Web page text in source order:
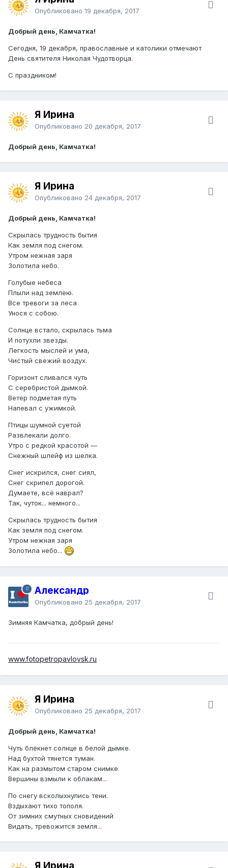
Опубликовано 19 декабря, 2017
Добрый день, Камчатка!
Сегодня, 19 декабря, православные и католики отмечают
День святителя Николая Чудотворца.
С праздником!
Я Ирина
Опубликовано 20 декабря, 2017
Добрый день, Камчатка!
Я Ирина
Опубликовано 24 декабря, 2017
Добрый день, Камчатка!
Скрылась трудность бытия
Как земля под снегом.
Утром нежная заря
Золотила небо.
Голубые небеса
Плыли над землею.
Все тревоги за леса
Унося с собою.
Солнце встало, скрылась тьма
И потухли звезды.
Легкость мыслей и ума,
Чистый свежий воздух.
Горизонт сливался чуть
С серебристой дымкой.
Ветер подметая путь
Напевал с ужимкой.
Птицы шумной суетой
Развлекали долго.
Утро с редкой красотой —
Снежный шлейф из шелка.
Снег искрился, снег сиял,
Снег скрипел дорогой.
Думаете, всё наврал?
Так, чуток... немного...
Скрылась трудность бытия
Как земля под снегом.
Утром нежная заря
Золотила небо...
Александр
Опубликовано 25 декабря, 2017
Зимняя Камчатка, добрый день!
www.fotopetropavlovsk.ru
Я Ирина
Опубликовано 25 декабря, 2017
Добрый день, Камчатка!
Чуть блёкнет солнце в белой дымке.
Над бухтой тянется туман.
Как на размытом старом снимке
Вершины взмыли к облакам...
По снегу всколыхнулись тени.
Вздыхают тихо тополя.
От зимних смутных сновидений
Видать, тревожится земля...
Я Ирина